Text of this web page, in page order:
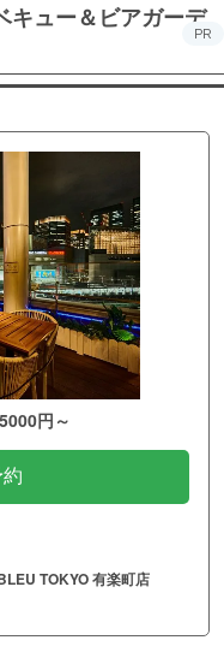
キュー＆ビアガーデ
PR
円～
TOKYO 有楽町店